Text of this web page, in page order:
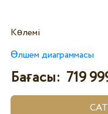
Көлемі
Өлшем диаграммасы
Бағасы: 719